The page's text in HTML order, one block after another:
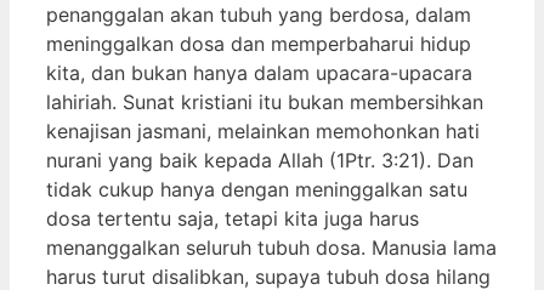
penanggalan akan tubuh yang berdosa, dalam
meninggalkan dosa dan memperbaharui hidup
kita, dan bukan hanya dalam upacara-upacara
lahiriah. Sunat kristiani itu bukan membersihkan
kenajisan jasmani, melainkan memohonkan hati
nurani yang baik kepada Allah (1Ptr. 3:21). Dan
tidak cukup hanya dengan meninggalkan satu
dosa tertentu saja, tetapi kita juga harus
menanggalkan seluruh tubuh dosa. Manusia lama
harus turut disalibkan, supaya tubuh dosa hilang